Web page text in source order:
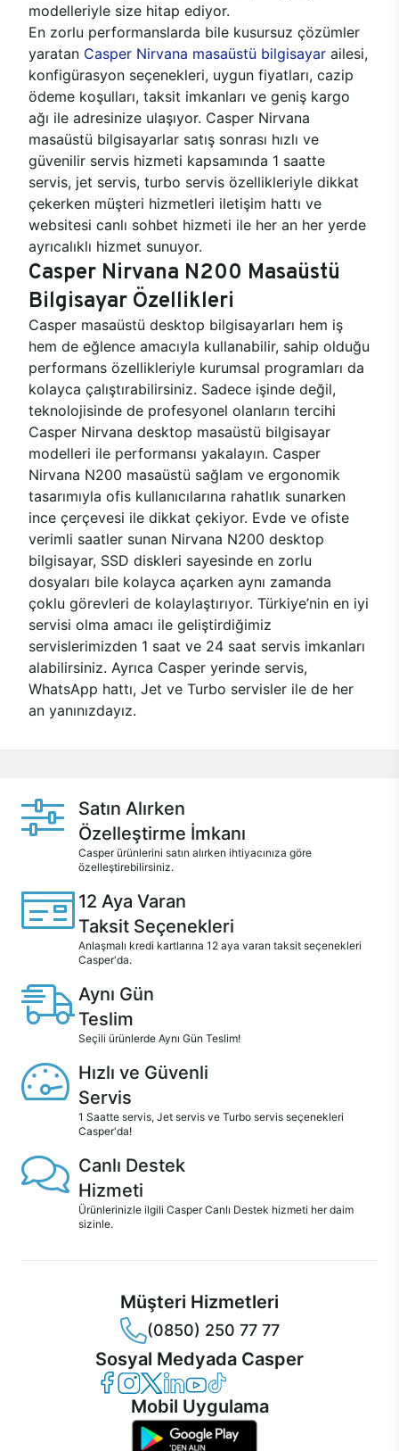
modelleriyle size hitap ediyor.
En zorlu performanslarda bile kusursuz çözümler
yaratan Casper Nirvana masaüstü bilgisayar ailesi,
konfigürasyon seçenekleri, uygun fiyatları, cazip
ödeme koşulları, taksit imkanları ve geniş kargo
ağı ile adresinize ulaşıyor. Casper Nirvana
masaüstü bilgisayarlar satış sonrası hızlı ve
güvenilir servis hizmeti kapsamında 1 saatte
servis, jet servis, turbo servis özellikleriyle dikkat
çekerken müşteri hizmetleri iletişim hattı ve
websitesi canlı sohbet hizmeti ile her an her yerde
ayrıcalıklı hizmet sunuyor.
Casper Nirvana N200 Masaüstü
Bilgisayar Özellikleri
Casper masaüstü desktop bilgisayarları hem iş
hem de eğlence amacıyla kullanabilir, sahip olduğu
performans özellikleriyle kurumsal programları da
kolayca çalıştırabilirsiniz. Sadece işinde değil,
teknolojisinde de profesyonel olanların tercihi
Casper Nirvana desktop masaüstü bilgisayar
modelleri ile performansı yakalayın. Casper
Nirvana N200 masaüstü sağlam ve ergonomik
tasarımıyla ofis kullanıcılarına rahatlık sunarken
ince çerçevesi ile dikkat çekiyor. Evde ve ofiste
verimli saatler sunan Nirvana N200 desktop
bilgisayar, SSD diskleri sayesinde en zorlu
dosyaları bile kolayca açarken aynı zamanda
çoklu görevleri de kolaylaştırıyor. Türkiye’nin en iyi
servisi olma amacı ile geliştirdiğimiz
servislerimizden 1 saat ve 24 saat servis imkanları
alabilirsiniz. Ayrıca Casper yerinde servis,
WhatsApp hattı, Jet ve Turbo servisler ile de her
an yanınızdayız.
Satın Alırken
Özelleştirme İmkanı
Casper ürünlerini satın alırken ihtiyacınıza göre
özelleştirebilirsiniz.
12 Aya Varan
Taksit Seçenekleri
Anlaşmalı kredi kartlarına 12 aya varan taksit seçenekleri
Casper'da.
Aynı Gün
Teslim
Seçili ürünlerde Aynı Gün Teslim!
Hızlı ve Güvenli
Servis
1 Saatte servis, Jet servis ve Turbo servis seçenekleri
Casper'da!
Canlı Destek
Hizmeti
Ürünlerinizle ilgili Casper Canlı Destek hizmeti her daim
sizinle.
Müşteri Hizmetleri
(0850) 250 77 77
Sosyal Medyada Casper
Casper Facebook
Casper Instagram
Casper Twitter
Casper LinkedIn
Casper YouTube
Casper TikTok
Mobil Uygulama